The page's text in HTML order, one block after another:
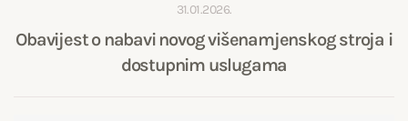
31.01.2026.
Obavijest o nabavi novog višenamjenskog stroja i
dostupnim uslugama